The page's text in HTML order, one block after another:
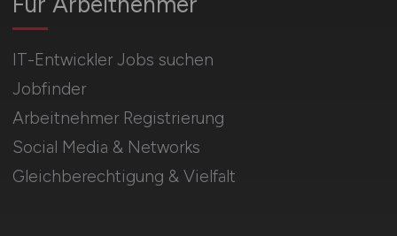
IT-Entwickler Jobs suchen
Jobfinder
Arbeitnehmer Registrierung
Social Media & Networks
Gleichberechtigung & Vielfalt